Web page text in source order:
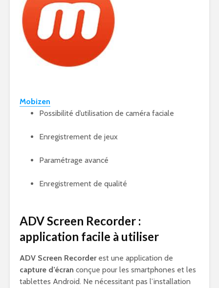
Mobizen
Possibilité d’utilisation de caméra faciale
Enregistrement de jeux
Paramétrage avancé
Enregistrement de qualité
ADV Screen Recorder :
application facile à utiliser
ADV Screen Recorderest une application de
capture d’écran conçue pour les smartphones et les
tablettes Android. Ne nécessitant pas l’installation